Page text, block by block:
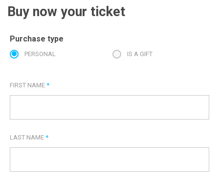
Buy now your ticket
Purchase type
PERSONAL IS A GIFT
FIRST NAME *
LAST NAME *